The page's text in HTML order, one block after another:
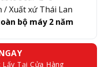
Xuất xứ Thái Lan
bộ máy 2 năm
Tại Cửa Hàng